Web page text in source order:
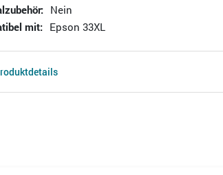
Nein
mit: Epson 33XL